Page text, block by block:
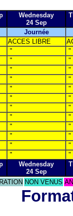
Wednesday
24 Sep
Journée
ACCES LIBRE
"
"
"
"
"
"
"
"
"
"
"
"
"
"
"
"
"
"
"
"
"
"
"
"
Wednesday
24 Sep
NON VENUS